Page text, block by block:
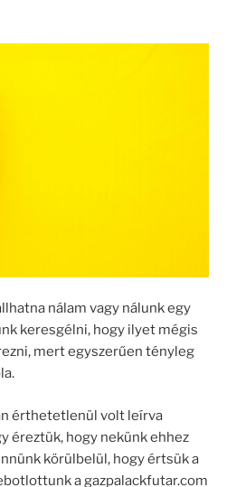
nálam vagy nálunk egy
keresgélni, hogy ilyet mégis
mert egyszerűen tényleg
érthetetlenül volt leírva
éreztük, hogy nekünk ehhez
körülbelül, hogy értsük a
a gazpalackfutar.com